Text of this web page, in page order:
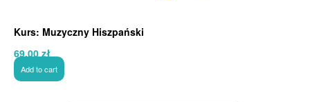
Kurs: Muzyczny Hiszpański
69,00zł
Add to cart